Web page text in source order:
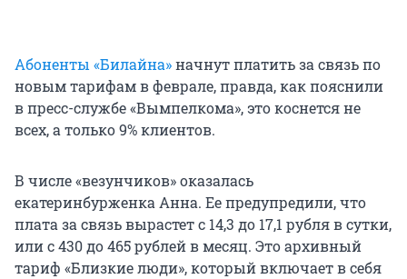
Абоненты «Билайна»начнут платить за связь по
новым тарифам в феврале, правда, как пояснили
в пресс-службе «Вымпелкома», это коснется не
всех, а только 9% клиентов.
В числе «везунчиков» оказалась
екатеринбурженка Анна. Ее предупредили, что
плата за связь вырастет с 14,3 до 17,1 рубля в сутки,
или с 430 до 465 рублей в месяц. Это архивный
тариф «Близкие люди», который включает в себя